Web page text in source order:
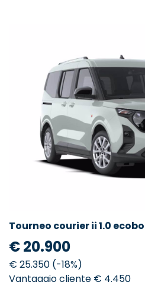
Tourneo courier ii 1.0
€ 20.900
€ 25.350 (-18%)
Vantaggio cliente € 4.450